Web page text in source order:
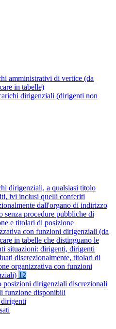
amministrativi di vertice (da
in tabelle)
dirigenziali (dirigenti non
dirigenziali, a qualsiasi titolo
ivi inclusi quelli conferiti
dall'organo di indirizzo
senza procedure pubbliche di
e titolari di posizione
con funzioni dirigenziali (da
in tabelle che distinguano le
situazioni: dirigenti, dirigenti
discrezionalmente, titolari di
organizzativa con funzioni
12
posizioni dirigenziali discrezionali
funzione disponibili